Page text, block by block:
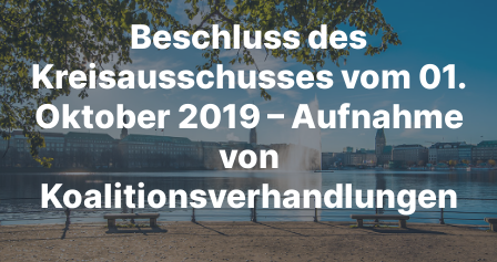
Beschluss des
Kreisausschusses vom 01.
Oktober 2019 – Aufnahme
von
Koalitionsverhandlungen
KONTAKT